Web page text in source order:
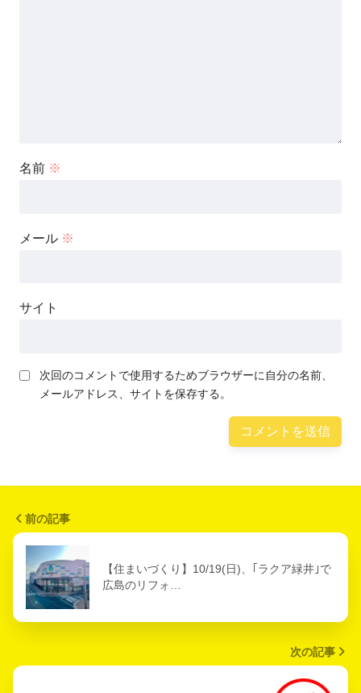
名前 ※
メール ※
サイト
次回のコメントで使用するためブラウザーに自分の名前、
メールアドレス、サイトを保存する。
前の記事
【住まいづくり】10/19(日)、｢ラクア緑井｣で
広島のリフォ…
次の記事